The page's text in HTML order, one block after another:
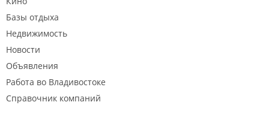
Базы отдыха
Недвижимость
Новости
Объявления
Работа во Владивостоке
Справочник компаний